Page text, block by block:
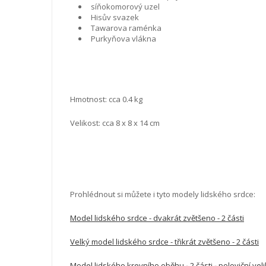
síňokomorový uzel
Hisův svazek
Tawarova raménka
Purkyňova vlákna
Hmotnost: cca 0.4 kg
Velikost: cca 8 x 8 x 14 cm
Prohlédnout si můžete i tyto modely lidského srdce:
Model lidského srdce - dvakrát zvětšeno - 2 části
Velký model lidského srdce - třikrát zvětšeno - 2 části